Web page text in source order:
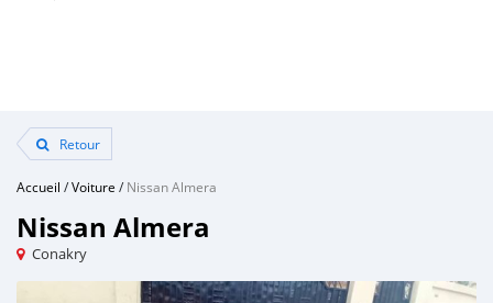
Retour
Accueil /Voiture /Nissan Almera
Nissan Almera
Conakry